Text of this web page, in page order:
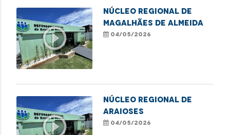
play_circle_outline
NÚCLEO REGIONAL DE
MAGALHÃES DE ALMEIDA
04/05/2026
play_circle_outline
NÚCLEO REGIONAL DE
ARAIOSES
04/05/2026